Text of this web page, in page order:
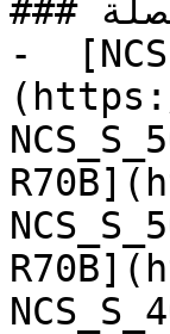
### المكملة المنفصلة
-